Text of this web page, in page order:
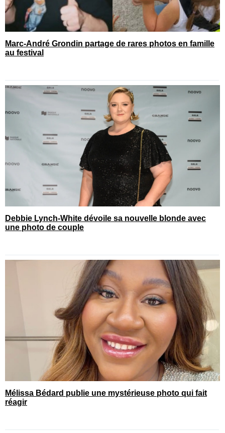
Marc-André Grondin partage de rares photos en famille
au festival
Debbie Lynch-White dévoile sa nouvelle blonde avec
une photo de couple
Mélissa Bédard publie une mystérieuse photo qui fait
réagir